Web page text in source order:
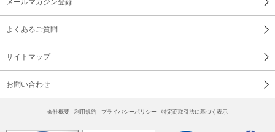
メールマガジン登録
よくあるご質問
サイトマップ
お問い合わせ
会社概要 利用規約 プライバシーポリシー 特定商取引法に基づく表示